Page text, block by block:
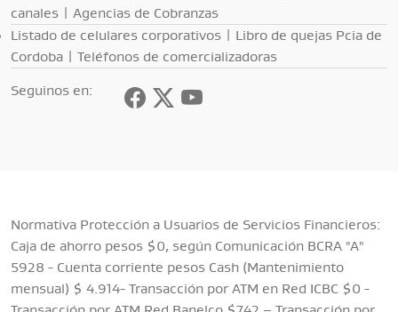
canales
Agencias de Cobranzas
Listado de celulares corporativos
Libro de quejas Pcia de
Cordoba
Teléfonos de comercializadoras
Seguinos en:
Normativa Protección a Usuarios de Servicios Financieros:
Caja de ahorro pesos $0, según Comunicación BCRA "A"
5928 - Cuenta corriente pesos Cash (Mantenimiento
mensual) $ 4.914- Transacción por ATM en Red ICBC $0 -